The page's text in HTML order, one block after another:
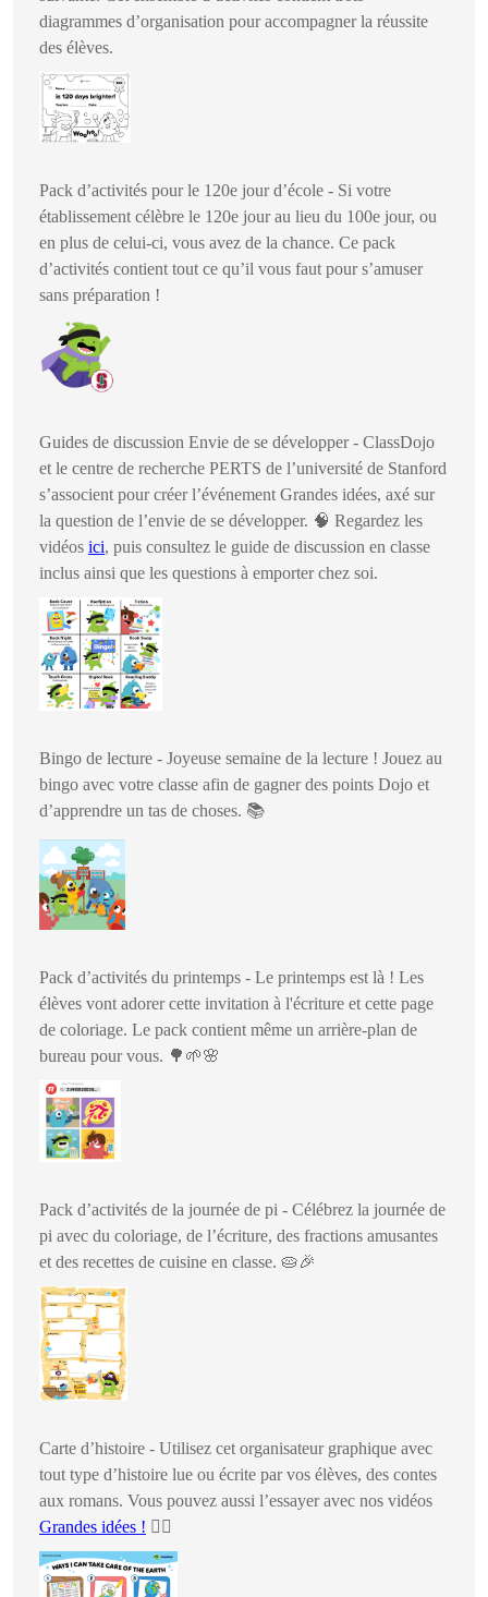
diagrammes d’organisation pour accompagner la réussite
des élèves.
Pack d’activités pour le 120e jour d’école - Si votre
établissement célèbre le 120e jour au lieu du 100e jour, ou
en plus de celui-ci, vous avez de la chance. Ce pack
d’activités contient tout ce qu’il vous faut pour s’amuser
sans préparation !
Guides de discussion Envie de se développer - ClassDojo
et le centre de recherche PERTS de l’université de Stanford
s’associent pour créer l’événement Grandes idées, axé sur
la question de l’envie de se développer. 🧠 Regardez les
vidéos ici, puis consultez le guide de discussion en classe
inclus ainsi que les questions à emporter chez soi.
Bingo de lecture - Joyeuse semaine de la lecture ! Jouez au
bingo avec votre classe afin de gagner des points Dojo et
d’apprendre un tas de choses. 📚
Pack d’activités du printemps - Le printemps est là ! Les
élèves vont adorer cette invitation à l'écriture et cette page
de coloriage. Le pack contient même un arrière-plan de
bureau pour vous. 🌳🌱🌸
Pack d’activités de la journée de pi - Célébrez la journée de
pi avec du coloriage, de l’écriture, des fractions amusantes
et des recettes de cuisine en classe. 🥧🎉
Carte d’histoire - Utilisez cet organisateur graphique avec
tout type d’histoire lue ou écrite par vos élèves, des contes
aux romans. Vous pouvez aussi l’essayer avec nos vidéos
Grandes idées ! 🏴‍☠️